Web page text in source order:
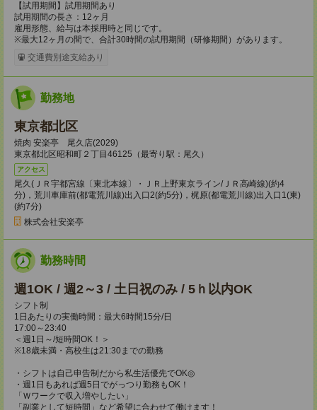
【試用期間】試用期間あり
試用期間の長さ：12ヶ月
雇用形態、給与は本採用時と同じです。
※最大12ヶ月の間で、合計30時間の試用期間（研修期間）があります。
交通費別途支給あり
勤務地
東京都北区
焼肉 安楽亭 尾久店(2029)
東京都北区昭和町２丁目46125（最寄り駅：尾久）
アクセス
尾久(ＪＲ宇都宮線〔東北本線〕・ＪＲ上野東京ライン/ＪＲ高崎線)(約4
分)，荒川車庫前(都電荒川線)出入口2(約5分)，梶原(都電荒川線)出入口1(東)
(約7分)
株式会社安楽亭
勤務時間
週1OK / 週2～3 / 土日祝のみ / 5ｈ以内OK
シフト制
1日あたりの実働時間：最大6時間15分/日
17:00～23:40
＜週1日～/短時間OK！＞
※18歳未満・高校生は21:30までの勤務
・シフトは自己申告制だから私生活優先でOK◎
・週1日もあれば週5日でがっつり勤務もOK！
「Ｗワークで収入増やしたい」
「副業として短時間」など希望に合わせて働けます！